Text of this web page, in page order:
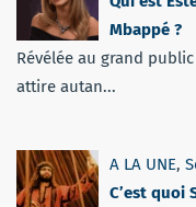
Mbappé ?
Révélée au grand
attire autan...
A LA UNE,
C’est quoi